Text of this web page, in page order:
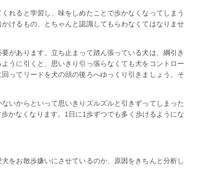
れると学習し、味をしめたことで歩かなくなってしまう
けるもの、とちゃんと認識してもらわなくてはなりませ
があります。立ち止まって踏ん張っている犬は、綱引き
うに引くと、思いきり引っ張らなくても犬をコントロー
ってリードを犬の頭の後ろへゆっくり引きましょう。そ
いからといって思いきりズルズルと引きずってしまった
かなくなります。1日に1歩ずつでも多く歩けるようにな
をお散歩嫌いにさせているのか、原因をきちんと分析し